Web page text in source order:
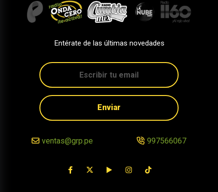
Entérate de las últimas novedades
Enviar
ventas@grp.pe 997566067